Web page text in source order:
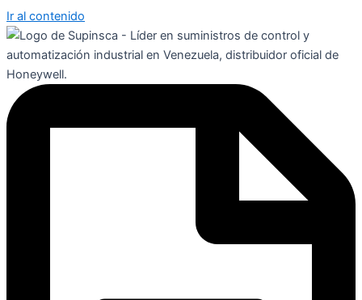
Ir al contenido